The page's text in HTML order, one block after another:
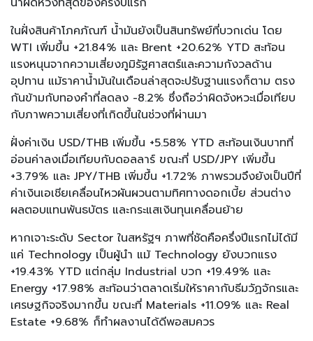
ในฝั่งสินค้าโภคภัณฑ์ น้ำมันยังเป็นสินทรัพย์ที่บวกเด่น โดย
WTI เพิ่มขึ้น +21.84% และ Brent +20.62% YTD สะท้อน
แรงหนุนจากความเสี่ยงภูมิรัฐศาสตร์และความกังวลด้าน
อุปทาน แม้ราคาน้ำมันในเดือนล่าสุดจะปรับฐานแรงก็ตาม ตรง
กันข้ามกับทองคำที่ลดลง -8.2% ซึ่งถือว่าผิดจังหวะเมื่อเทียบ
กับภาพความเสี่ยงที่เกิดขึ้นในช่วงที่ผ่านมา
ฝั่งค่าเงิน USD/THB เพิ่มขึ้น +5.58% YTD สะท้อนเงินบาทที่
อ่อนค่าลงเมื่อเทียบกับดอลลาร์ ขณะที่ USD/JPY เพิ่มขึ้น
+3.79% และ JPY/THB เพิ่มขึ้น +1.72% ภาพรวมจึงยังเป็นปีที่
ค่าเงินเอเชียเคลื่อนไหวผันผวนตามทิศทางดอกเบี้ย ส่วนต่าง
ผลตอบแทนพันธบัตร และกระแสเงินทุนเคลื่อนย้าย
หากเจาะระดับ Sector ในสหรัฐฯ ภาพที่ชัดคือครึ่งปีแรกไม่ได้มี
แค่ Technology เป็นผู้นำ แม้ Technology ยังบวกแรง
+19.43% YTD แต่กลุ่ม Industrial บวก +19.49% และ
Energy +17.98% สะท้อนว่าตลาดเริ่มให้ราคากับธีมวัฏจักรและ
เศรษฐกิจจริงมากขึ้น ขณะที่ Materials +11.09% และ Real
Estate +9.68% ก็ทำผลงานได้ดีพอสมควร